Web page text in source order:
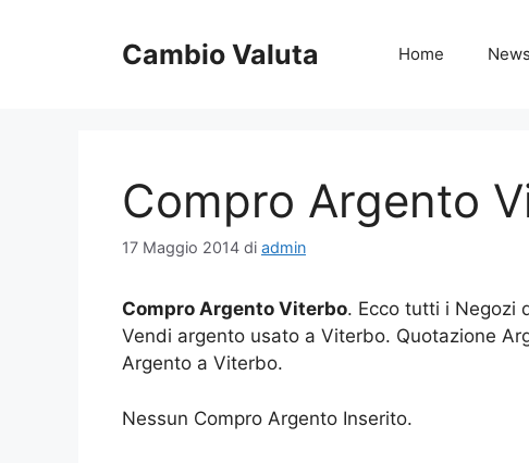
Cambio Valuta Home News
Compro Argento
17 Maggio 2014 di admin
Compro Argento Viterbo. Ecco tutti i Negozi
Vendi argento usato a Viterbo. Quotazione
Argento a Viterbo.
Nessun Compro Argento Inserito.